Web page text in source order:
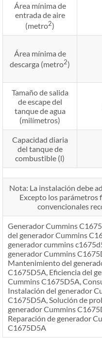
Área mínima de
entrada de aire
(metro2)
Área mínima de
descarga (metro2)
Tamaño de salida
de escape del
tanque de agua
(milímetros)
Capacidad diaria
del tanque de
combustible (l)
Nota: La instalación debe
Excepto los parámetros
convencionales
Generador Cummins
del generador Cummins
generador cummins
generador Cummins
Mantenimiento del
C1675D5A, Eficiencia del
Cummins C1675D5A,
Instalación del generador
C1675D5A, Solución de
generador Cummins
Reparación de generador
C1675D5A